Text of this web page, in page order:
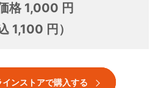
格 1,000 円
1,100 円）
ンストアで購入する